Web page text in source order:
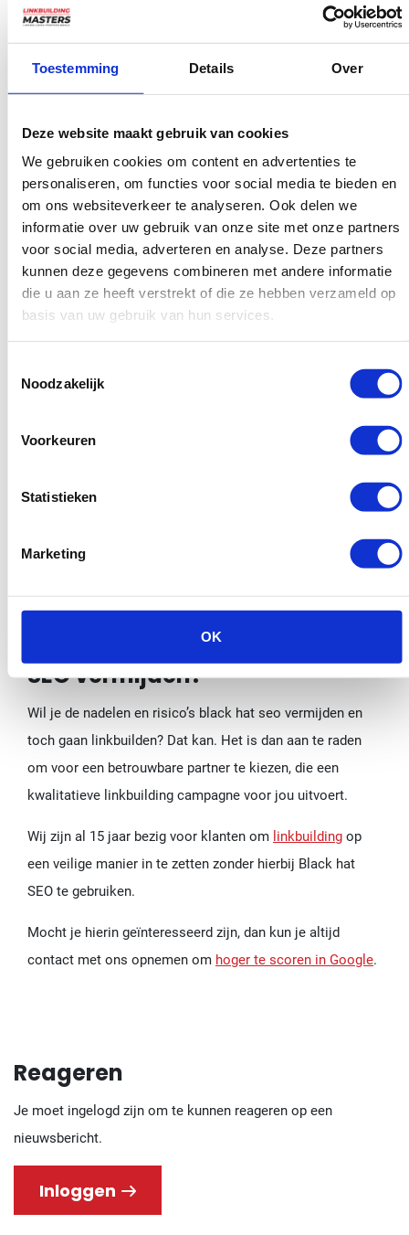
Toestemming Details Over
Deze website maakt gebruik van cookies
We gebruiken cookies om content en advertenties te
personaliseren, om functies voor social media te bieden en
om ons websiteverkeer te analyseren. Ook delen we
informatie over uw gebruik van onze site met onze partners
voor social media, adverteren en analyse. Deze partners
kunnen deze gegevens combineren met andere informatie
die u aan ze heeft verstrekt of die ze hebben verzameld op
basis van uw gebruik van hun services.
Noodzakelijk
Voorkeuren
Statistieken
Marketing
OK
eigenlijk niet reëel om te denken dat je op deze manier
Richt je op goede SEO
praktijken
In plaats van je bezig te houden met Black hat SEO
methoden kun je veel beter je tijd en energie steken in
jouw website zo aantrekkelijk en effectief mogelijk te
maken. Google hecht er veel waarde aan dat een bezoeker
van een site ook hulp en ondersteuning krijgt en de
Door zo nu en dan exclusieve, verfrissende, goede content
aan jouw site toe te voegen en je te richten op een goede
, zul je gegarandeerd méér verkeer naar je
Heb jij weleens Black hat SEO gebruikt om jouw site
zoekmachine? Heeft dit goed uitgepakt of heb je er spijt
Toch linkbuilden en black hat
SEO vermijden?
Wil je de nadelen en risico’s black hat seo vermijden en
toch gaan linkbuilden? Dat kan. Het is dan aan te raden
om voor een betrouwbare partner te kiezen, die een
kwalitatieve linkbuilding campagne voor jou uitvoert.
Wij zijn al 15 jaar bezig voor klanten om linkbuilding op
een veilige manier in te zetten zonder hierbij Black hat
SEO te gebruiken.
Mocht je hierin geïnteresseerd zijn, dan kun je altijd
contact met ons opnemen om hoger te scoren in Google.
Reageren
Je moet ingelogd zijn om te kunnen reageren op een
nieuwsbericht.
Inloggen